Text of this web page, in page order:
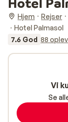
Hjem Rejser
Hotel Palmasol
7.6 God 88
Vi
Se